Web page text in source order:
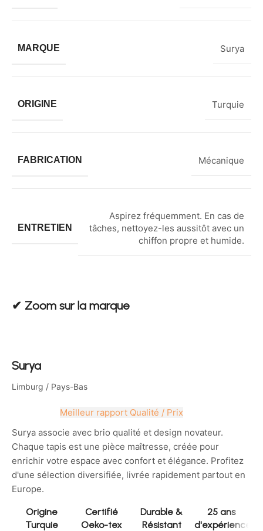
MARQUE Surya
ORIGINE Turquie
FABRICATION Mécanique
ENTRETIEN
Aspirez fréquemment. En cas de
tâches, nettoyez-les aussitôt avec un
chiffon propre et humide.
✔︎ Zoom sur la marque
Surya
Limburg / Pays-Bas
Meilleur rapport Qualité / Prix
Surya associe avec brio qualité et design novateur.
Chaque tapis est une pièce maîtresse, créée pour
enrichir votre espace avec confort et élégance. Profitez
d'une sélection diversifiée, livrée rapidement partout en
Europe.
Origine
Turquie
Certifié
Oeko-tex
Durable &
Résistant
25 ans
d'expérience